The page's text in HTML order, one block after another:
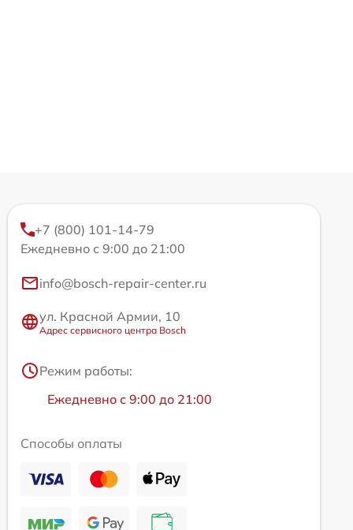
+7 (800) 101-14-79
Ежедневно с 9:00 до 21:00
info@bosch-repair-center.ru
ул. Красной Армии, 10
Адрес сервисного центра Bosch
Режим работы:
Ежедневно с 9:00 до 21:00
Способы оплаты